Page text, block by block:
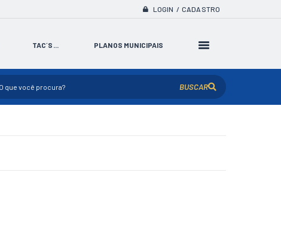
LOGIN / CADASTRO
TAC´S... PLANOS MUNICIPAIS
BUSCAR